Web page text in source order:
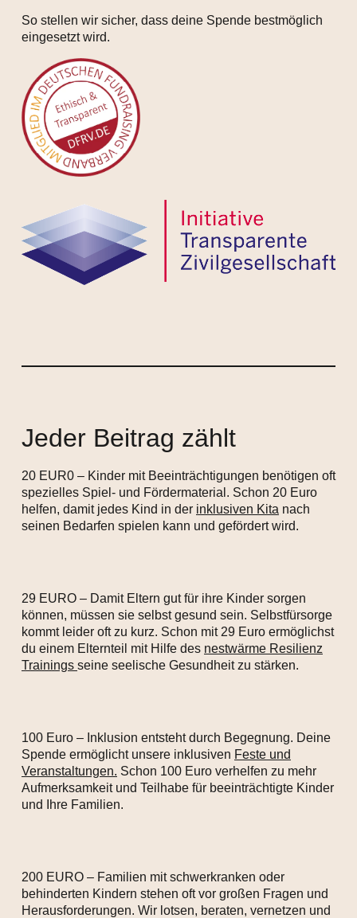
So stellen wir sicher, dass deine Spende bestmöglich
eingesetzt wird.
Jeder Beitrag zählt
20 EUR0 – Kinder mit Beeinträchtigungen benötigen oft
spezielles Spiel- und Fördermaterial. Schon 20 Euro
helfen, damit jedes Kind in der inklusiven Kita nach
seinen Bedarfen spielen kann und gefördert wird.
29 EURO – Damit Eltern gut für ihre Kinder sorgen
können, müssen sie selbst gesund sein. Selbstfürsorge
kommt leider oft zu kurz. Schon mit 29 Euro ermöglichst
du einem Elternteil mit Hilfe des nestwärme Resilienz
Trainings seine seelische Gesundheit zu stärken.
100 Euro – Inklusion entsteht durch Begegnung. Deine
Spende ermöglicht unsere inklusiven Feste und
Veranstaltungen. Schon 100 Euro verhelfen zu mehr
Aufmerksamkeit und Teilhabe für beeinträchtigte Kinder
und Ihre Familien.
200 EURO – Familien mit schwerkranken oder
behinderten Kindern stehen oft vor großen Fragen und
Herausforderungen. Wir lotsen, beraten, vernetzen und